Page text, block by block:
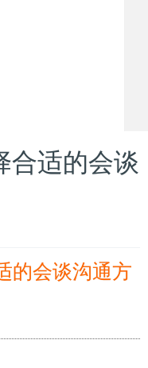
合适的会谈
的会谈沟通方